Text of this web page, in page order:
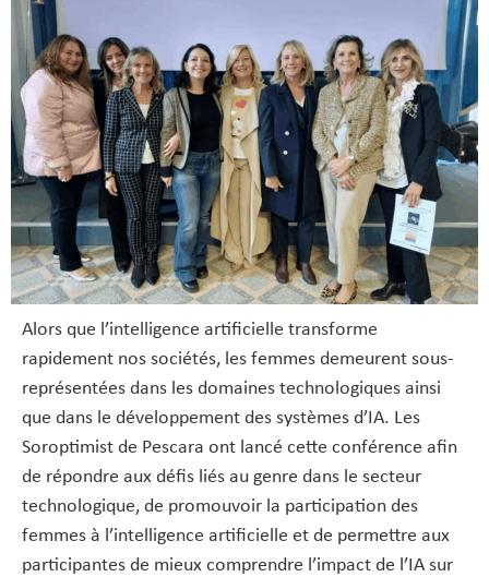
Alors que l’intelligence artificielle transforme
rapidement nos sociétés, les femmes demeurent sous-
représentées dans les domaines technologiques ainsi
que dans le développement des systèmes d’IA. Les
Soroptimist de Pescara ont lancé cette conférence afin
de répondre aux défis liés au genre dans le secteur
technologique, de promouvoir la participation des
femmes à l’intelligence artificielle et de permettre aux
participantes de mieux comprendre l’impact de l’IA sur